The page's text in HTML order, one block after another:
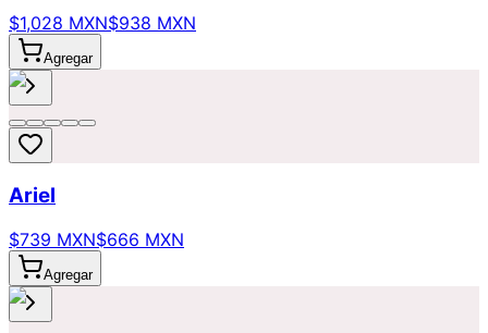
$1,028 MXN$938 MXN
Agregar
Ariel
$739 MXN$666 MXN
Agregar